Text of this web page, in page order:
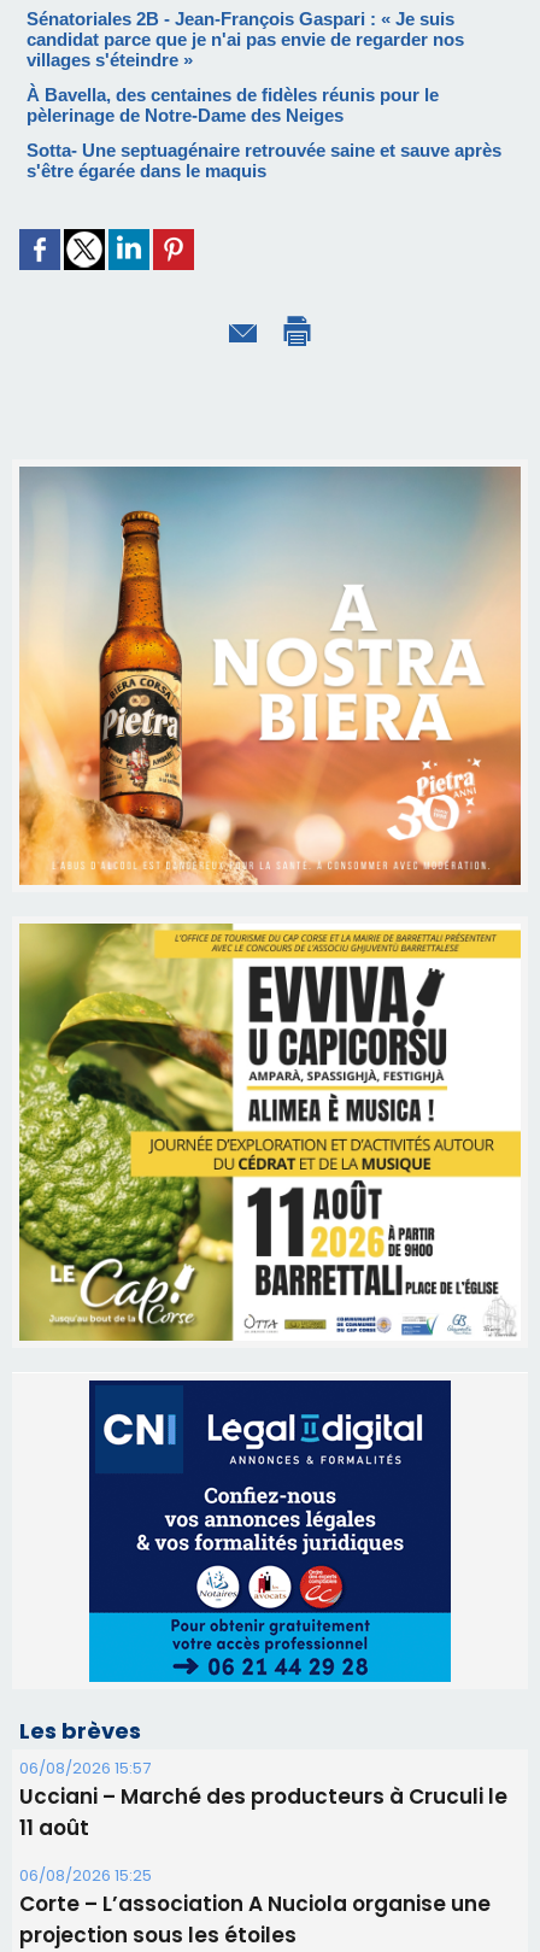
Sénatoriales 2B - Jean-François Gaspari : « Je suis
candidat parce que je n'ai pas envie de regarder nos
villages s'éteindre »
À Bavella, des centaines de fidèles réunis pour le
pèlerinage de Notre-Dame des Neiges
Sotta- Une septuagénaire retrouvée saine et sauve après
s'être égarée dans le maquis
Les brèves
06/08/2026 15:57
Ucciani – Marché des producteurs à Cruculi le
11 août
06/08/2026 15:25
Corte – L’association A Nuciola organise une
projection sous les étoiles